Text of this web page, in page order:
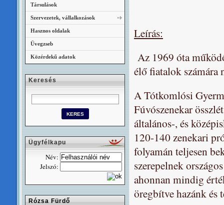
Leírás:
Az 1969 óta
élő fiatalok számára
A Tótkomlósi
Fúvószenekar
általános-, és
120-140 zenekari
folyamán teljesen
szerepelnek
ahonnan mindig
öregbítve hazánk és
Társulások
Szervezetek, vállalkozások
Hasznos oldalak
Üvegzseb
Közérdekű adatok
Keresés
Ügyfélkapu
Név:
Jelszó:
Rózsa Fürdő